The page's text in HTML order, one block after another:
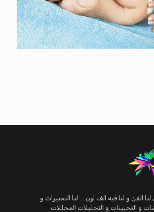
الفن و لنا فيه الف لون.... لنا التعبيرات و
و التحيينات و التحليلات المحللات